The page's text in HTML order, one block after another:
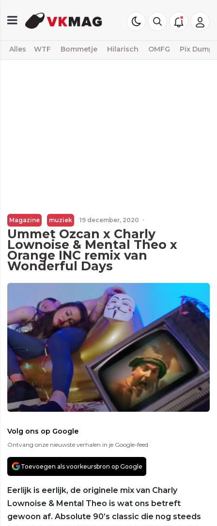
Alles WTF Bommetje Hilarisch OMFG Pix Dump
Magazine muziek 19 december, 2020 ·
Ummet Ozcan x Charly
Lownoise & Mental Theo x
Orange INC remix van
Wonderful Days
Volg ons op Google
Ontvang onze nieuwste verhalen in je Google-feed
Toevoegen als voorkeursbron op Google
Eerlijk is eerlijk, de originele mix van Charly
Lownoise & Mental Theo is wat ons betreft
gewoon af. Absolute 90’s classic die nog steeds